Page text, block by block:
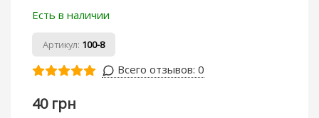
Есть в наличии
Артикул: 100-8
Всего отзывов: 0
40 грн